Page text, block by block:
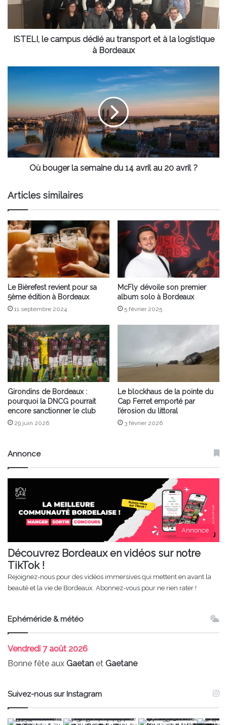
et
la
logistique
ISTELI, le campus dédié au transport et à la logistique
à Bordeaux
semaine
du
14
avril
20
Où bouger la semaine du 14 avril au 20 avril ?
Articles similaires
Le Bièrefest revient pour sa
5ème édition à Bordeaux
11 septembre 2024
McFly dévoile son premier
album solo à Bordeaux
5 février 2025
Girondins de Bordeaux :
pourquoi la DNCG pourrait
encore sanctionner le club
29 juin 2026
Le blockhaus de la pointe du
Cap Ferret emporté par
l’érosion du littoral
3 février 2026
Annonce
Annonce
Découvrez Bordeaux en vidéos sur notre
TikTok !
Rejoignez-nous pour des vidéos immersives qui mettent en avant la
beauté et la vie de Bordeaux. Abonnez-vous pour ne rien rater !
Ephéméride & météo
Vendredi 7 août 2026
Bonne fête aux Gaetan et Gaetane
Suivez-nous sur Instagram